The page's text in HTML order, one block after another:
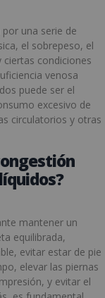
una serie de
el sobrepeso, el
condiciones
venosa
puede ser el
excesivo de
circulatorios y otras
mantener un
equilibrada,
evitar estar de pie
elevar las piernas
y evitar el